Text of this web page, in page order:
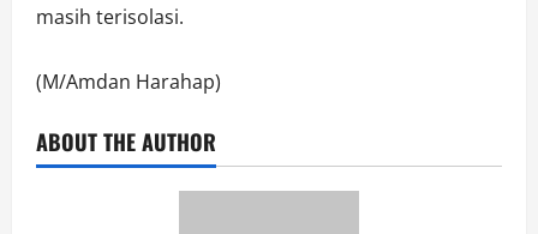
masih terisolasi.
‎(M/Amdan Harahap)
ABOUT THE AUTHOR